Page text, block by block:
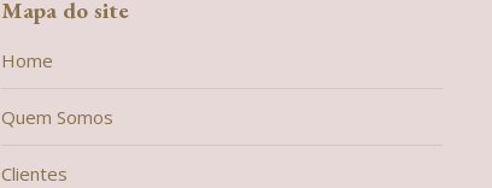
Mapa do site
Home
Quem Somos
Clientes